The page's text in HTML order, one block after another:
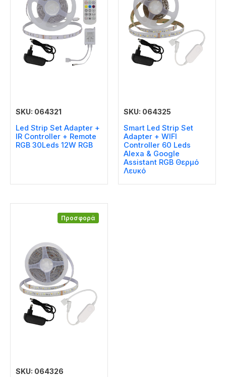
SKU: 064321
Led Strip Set Adapter +
IR Controller + Remote
RGB 30Leds 12W RGB
SKU: 064325
Smart Led Strip Set
Adapter + WIFI
Controller 60 Leds
Alexa & Google
Assistant RGB Θερμό
Λευκό
Προσφορά
SKU: 064326